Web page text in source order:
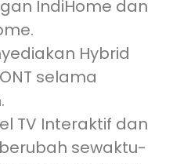
IndiHome dan
Hybrid
selama
TV Interaktif dan
sewaktu-